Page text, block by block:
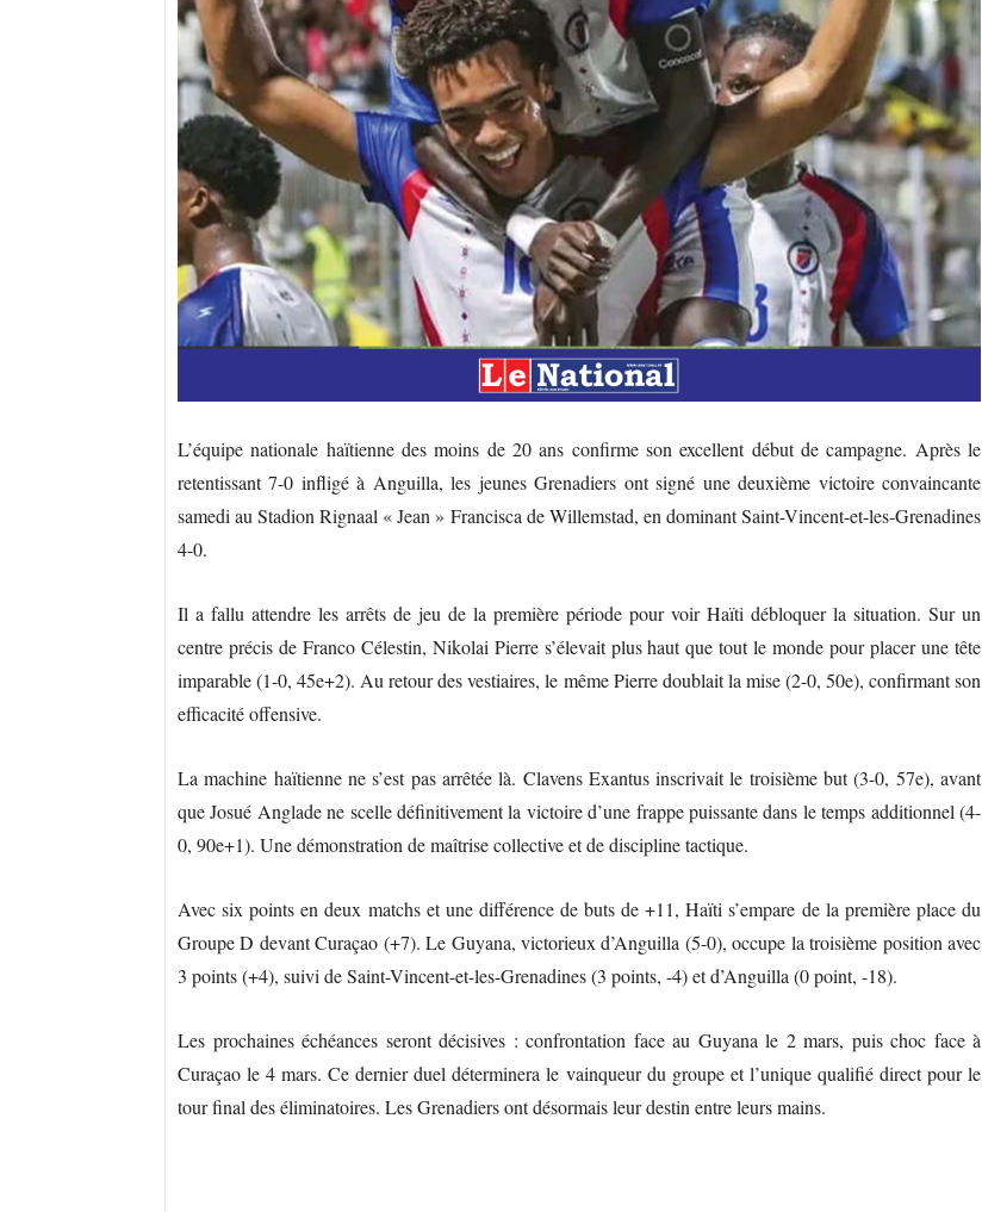
L’équipe nationale haïtienne des moins de 20 ans confirme son excellent début de campagne. Après le
retentissant 7-0 infligé à Anguilla, les jeunes Grenadiers ont signé une deuxième victoire convaincante
samedi au Stadion Rignaal « Jean » Francisca de Willemstad, en dominant Saint-Vincent-et-les-Grenadines
4-0.
Il a fallu attendre les arrêts de jeu de la première période pour voir Haïti débloquer la situation. Sur un
centre précis de Franco Célestin, Nikolai Pierre s’élevait plus haut que tout le monde pour placer une tête
imparable (1-0, 45e+2). Au retour des vestiaires, le même Pierre doublait la mise (2-0, 50e), confirmant son
efficacité offensive.
La machine haïtienne ne s’est pas arrêtée là. Clavens Exantus inscrivait le troisième but (3-0, 57e), avant
que Josué Anglade ne scelle définitivement la victoire d’une frappe puissante dans le temps additionnel (4-
0, 90e+1). Une démonstration de maîtrise collective et de discipline tactique.
Avec six points en deux matchs et une différence de buts de +11, Haïti s’empare de la première place du
Groupe D devant Curaçao (+7). Le Guyana, victorieux d’Anguilla (5-0), occupe la troisième position avec
3 points (+4), suivi de Saint-Vincent-et-les-Grenadines (3 points, -4) et d’Anguilla (0 point, -18).
Les prochaines échéances seront décisives : confrontation face au Guyana le 2 mars, puis choc face à
Curaçao le 4 mars. Ce dernier duel déterminera le vainqueur du groupe et l’unique qualifié direct pour le
tour final des éliminatoires. Les Grenadiers ont désormais leur destin entre leurs mains.